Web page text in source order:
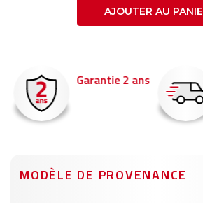
AJOUTER AU
Garantie 2 ans
MODÈLE DE PROVENANCE